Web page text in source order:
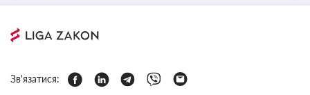
Зв'язатися: